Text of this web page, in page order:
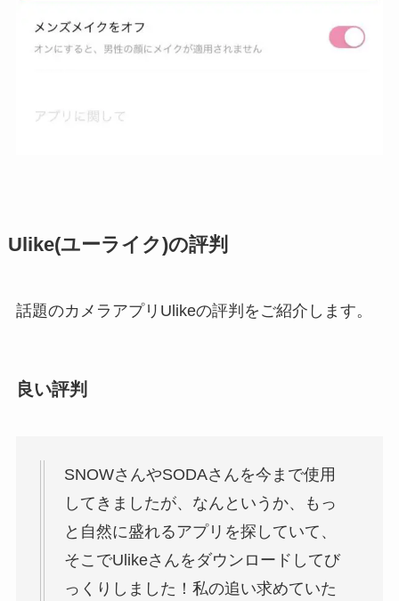
Ulike(ユーライク)の評判
話題のカメラアプリUlikeの評判をご紹介します。
良い評判
SNOWさんやSODAさんを今まで使用
してきましたが、なんというか、もっ
と自然に盛れるアプリを探していて、
そこでUlikeさんをダウンロードしてび
っくりしました！私の追い求めていた